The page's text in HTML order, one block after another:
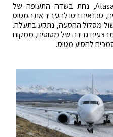
מטוס מדגם B737, של חברת Alasa, נחת בשדה התעופה של
טכנאים ניסו להעביר את המטוס
מסלול ההסעה, נתקע בתעלה.
גרירה של מטוסים, ממקום
להסיע מטוס.